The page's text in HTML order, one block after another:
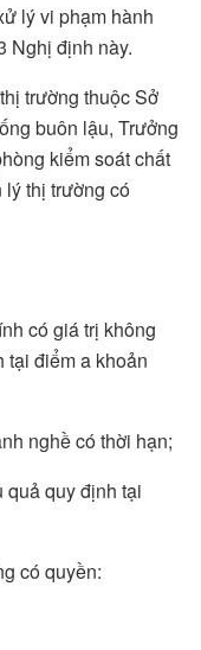
lý vi phạm hành
Nghị định này.
trường thuộc Sở
buôn lậu, Trưởng
kiểm soát chất
lý thị trường có
có giá trị không
tại điểm a khoản
nghề có thời hạn;
quả quy định tại
có quyền: